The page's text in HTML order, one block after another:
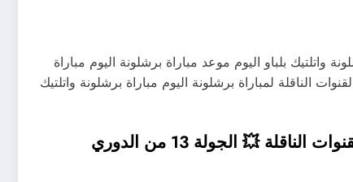
واتلتيك بلباو اليوم موعد مباراة برشلونة اليوم مباراة
الناقلة لمباراة برشلونة اليوم مباراة برشلونة واتلتيك
موعد مباراة برشلونة واتلتيك بلباو اليوم السبت والقنوات الناقلة 💥 الجولة 13 من الدوري